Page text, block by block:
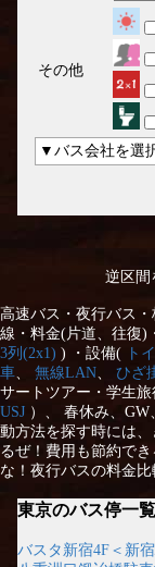
その他
▼バス会社を選
逆区間
高速バス・夜行バス
線・料金(片道、往復)
3列(2x1) ) ・設備( ト
車
無線LAN ひざ
サートツアー・学生
USJ ）、 春休み、
動方法を探す時には
るぜ！費用も節約で
な！夜行バスの料金比
東京のバス停一覧
バスタ新宿4F＜新